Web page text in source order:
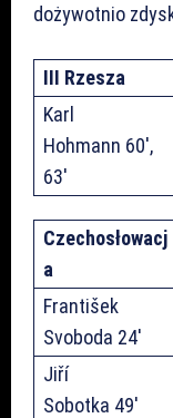
dożywotnio
III Rzesza
Karl
Hohmann 60′,
63′
Czechosłowacj
a
František
Svoboda 24′
Jiří
Sobotka 49′